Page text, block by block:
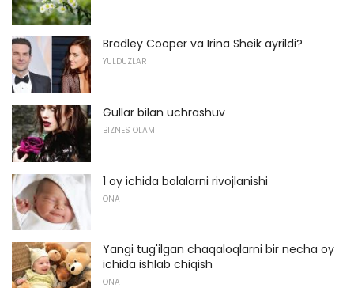
Bradley Cooper va Irina Sheik ayrildi?
YULDUZLAR
Gullar bilan uchrashuv
BIZNES OLAMI
1 oy ichida bolalarni rivojlanishi
ONA
Yangi tug'ilgan chaqaloqlarni bir necha oy
ichida ishlab chiqish
ONA